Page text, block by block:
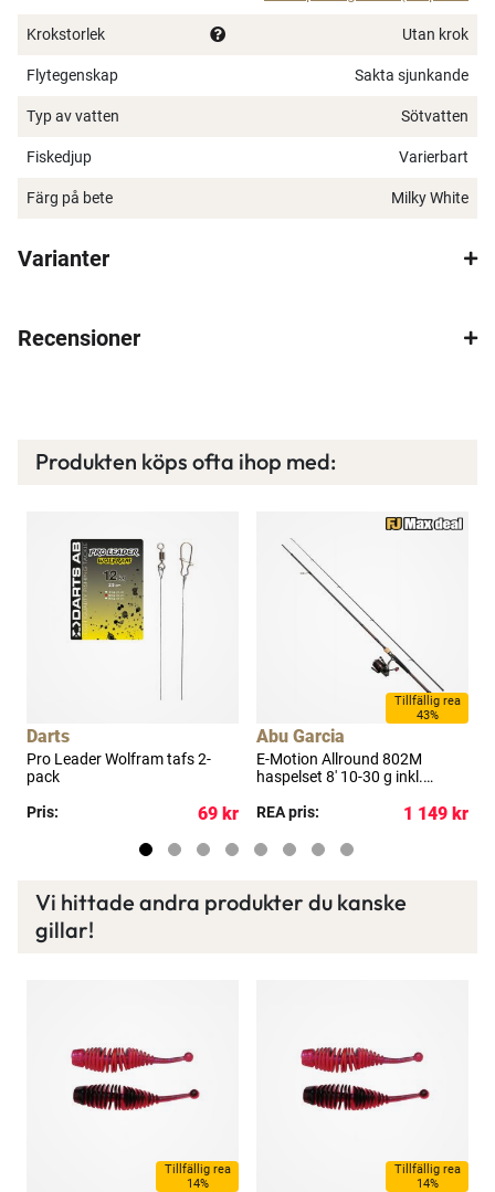
Krokstorlek Utan krok
Flytegenskap Sakta sjunkande
Typ av vatten Sötvatten
Fiskedjup Varierbart
Färg på bete Milky White
Varianter
Recensioner
Produkten köps ofta ihop med:
Darts
Pro Leader Wolfram tafs 2-
pack
Pris:
69 kr
Tillfällig rea
43%
Abu Garcia
E-Motion Allround 802M
haspelset 8' 10-30 g inkl.
REA pris:
1 149 kr
Vi hittade andra produkter du kanske
gillar!
Tillfällig rea
14%
Tillfällig rea
14%